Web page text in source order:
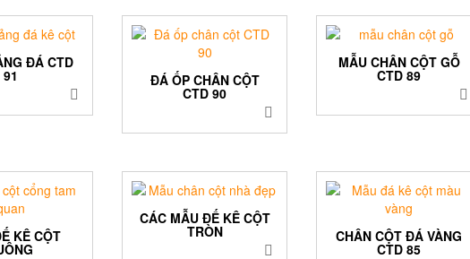
ĐÁ CTD
91 ĐÁ ỐP CHÂN CỘT
CTD 90
MẪU CHÂN CỘT GỖ
CTD 89
KÊ CỘT
CÁC MẪU ĐẾ KÊ CỘT
TRÒN CHÂN CỘT ĐÁ VÀNG
CTD 85